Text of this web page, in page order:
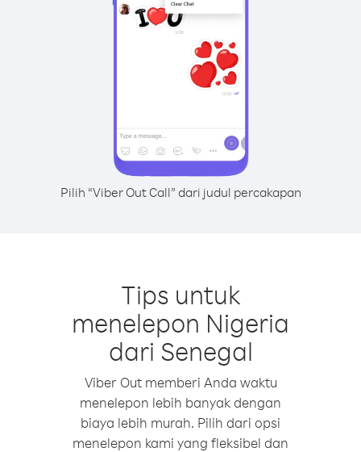
Pilih “Viber Out Call” dari judul percakapan
Tips untuk
menelepon Nigeria
dari Senegal
Viber Out memberi Anda waktu
menelepon lebih banyak dengan
biaya lebih murah. Pilih dari opsi
menelepon kami yang fleksibel dan